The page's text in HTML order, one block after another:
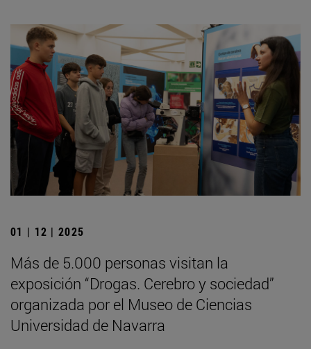
01 | 12 | 2025
Más de 5.000 personas visitan la
exposición “Drogas. Cerebro y sociedad”
organizada por el Museo de Ciencias
Universidad de Navarra